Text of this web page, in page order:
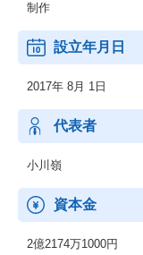
制作
設立年月日
2017年 8月 1日
代表者
小川嶺
資本金
2億2174万1000円